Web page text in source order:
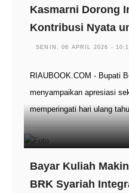
Kasmarni Dorong
Kontribusi Nyata
SENIN, 06 APRIL 2026 -
RIAUBOOK.COM - Bupati
menyampaikan apresiasi
memperingati hari ulang
Bayar Kuliah
BRK Syariah